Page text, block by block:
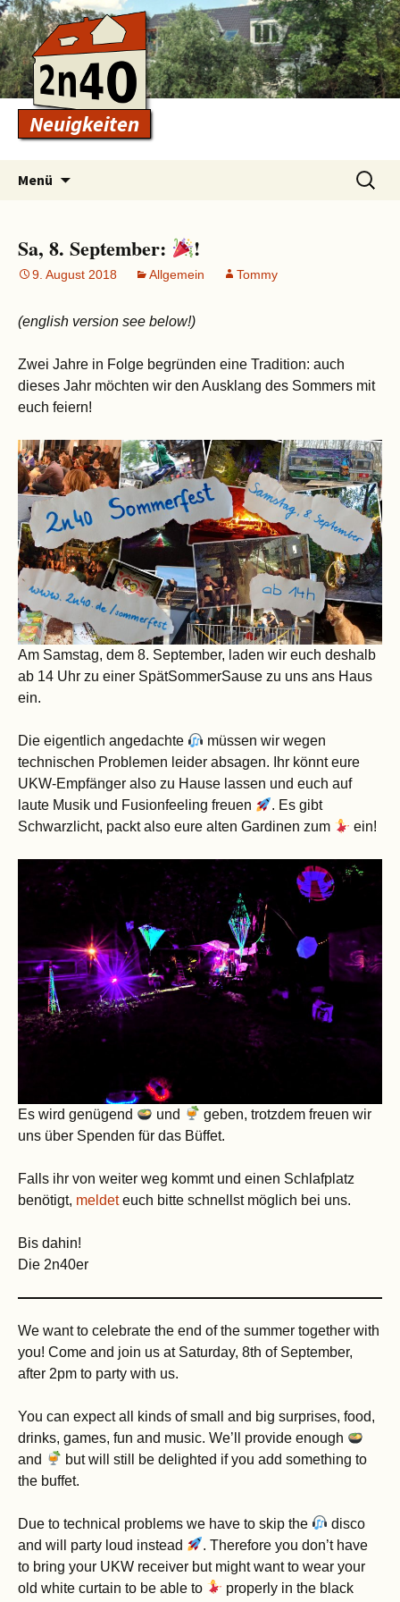
Neuigkeiten
Menü
Suchen
nach:
Sa, 8. September: !
9. August 2018 Allgemein Tommy
(english version see below!)
Zwei Jahre in Folge begründen eine Tradition: auch
dieses Jahr möchten wir den Ausklang des Sommers mit
euch feiern!
Am Samstag, dem 8. September, laden wir euch deshalb
ab 14 Uhr zu einer SpätSommerSause zu uns ans Haus
ein.
Die eigentlich angedachte
müssen wir wegen
technischen Problemen leider absagen. Ihr könnt eure
UKW-Empfänger also zu Hause lassen und euch auf
laute Musik und Fusionfeeling freuen
. Es gibt
Schwarzlicht, packt also eure alten Gardinen zum
ein!
Es wird genügend und
geben, trotzdem freuen wir
uns über Spenden für das Büffet.
Falls ihr von weiter weg kommt und einen Schlafplatz
benötigt, meldeteuch bitte schnellst möglich bei uns.
Bis dahin!
Die 2n40er
We want to celebrate the end of the summer together with
you! Come and join us at Saturday, 8th of September,
after 2pm to party with us.
You can expect all kinds of small and big surprises, food,
drinks, games, fun and music. We’ll provide enough
and
but will still be delighted if you add something to
the buffet.
Due to technical problems we have to skip the
disco
and will party loud instead
. Therefore you don’t have
to bring your UKW receiver but might want to wear your
old white curtain to be able to
properly in the black